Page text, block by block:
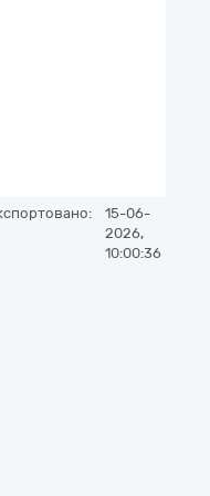
15-06-
2026,
10:00:36